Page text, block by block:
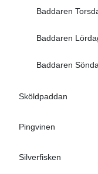
Baddaren
Baddaren
Baddaren
Sköldpaddan
Pingvinen
Silverfisken